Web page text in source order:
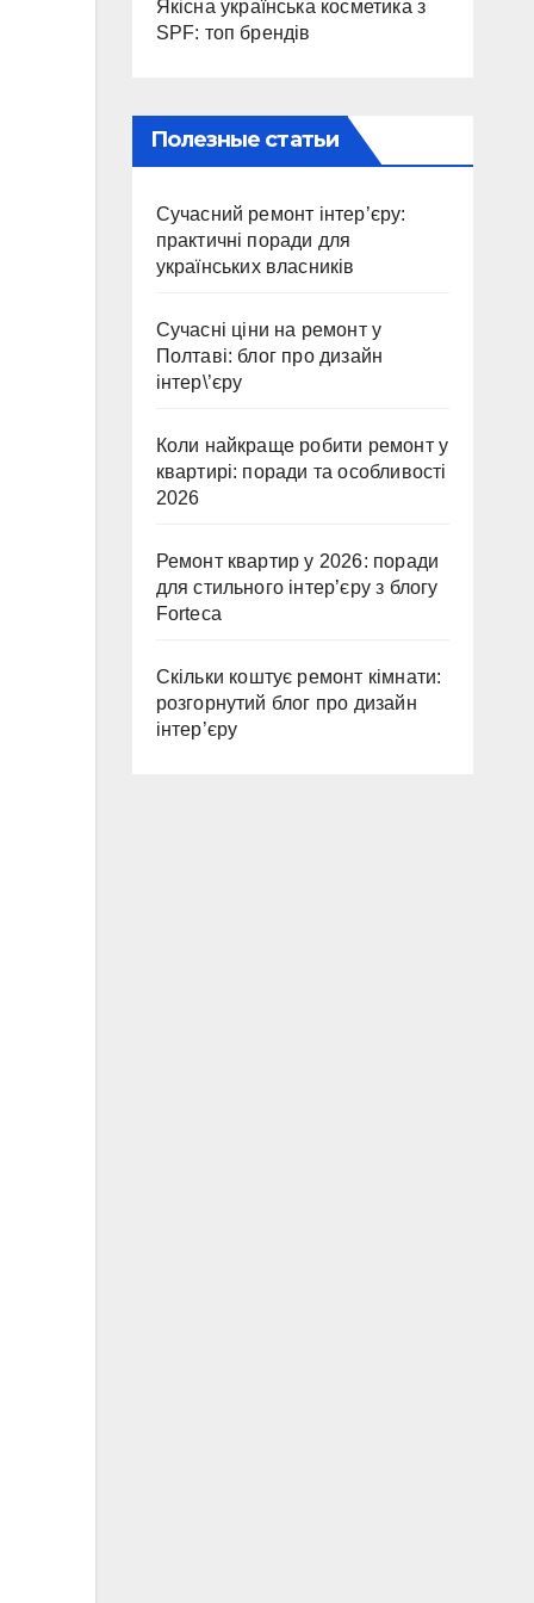
Якісна українська косметика з
SPF: топ брендів
Полезные статьи
Сучасний ремонт інтер’єру:
практичні поради для
українських власників
Сучасні ціни на ремонт у
Полтаві: блог про дизайн
інтер\’єру
Коли найкраще робити ремонт у
квартирі: поради та особливості
2026
Ремонт квартир у 2026: поради
для стильного інтер’єру з блогу
Forteca
Скільки коштує ремонт кімнати:
розгорнутий блог про дизайн
інтер’єру